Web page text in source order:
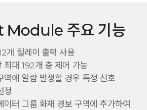
주요 기능
개 릴레이 출력 사용
최대 192개 층 제어 가능
역에 알람 발생할 경우 특정 신호
정
이터 그룹 화재 경보 구역에 추가하여